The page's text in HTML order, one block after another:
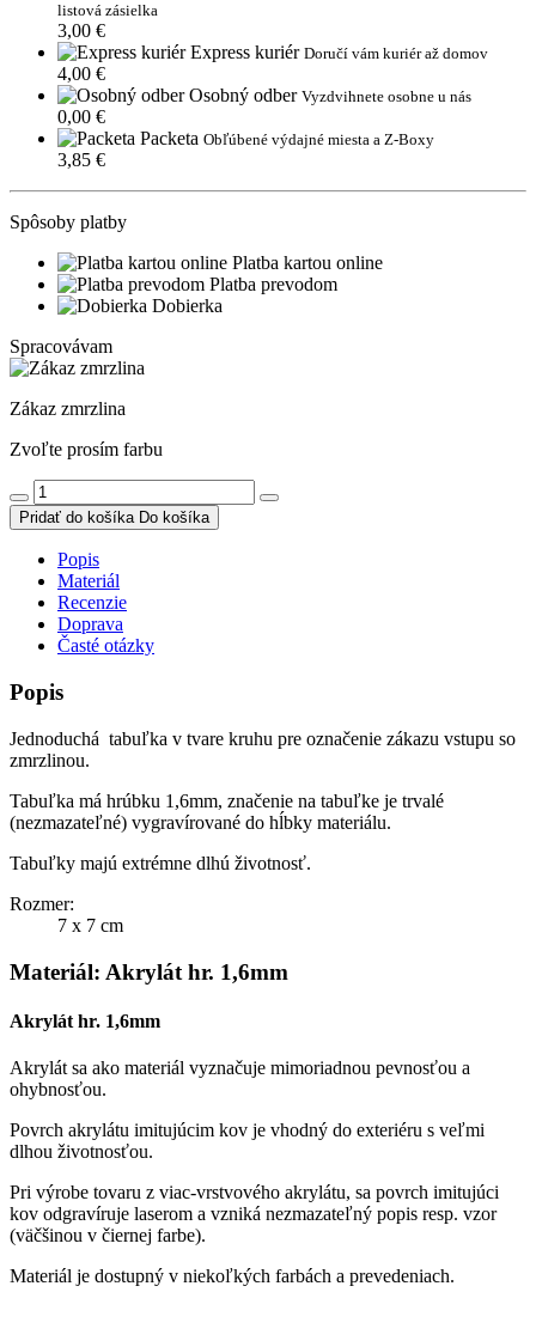
listová zásielka
3,00 €
Express kuriér Doručí vám kuriér až domov
4,00 €
Osobný odber Vyzdvihnete osobne u nás
0,00 €
Packeta Obľúbené výdajné miesta a Z-Boxy
3,85 €
Spôsoby platby
Platba kartou online
Platba prevodom
Dobierka
Spracovávam
Zákaz zmrzlina
Zvoľte prosím farbu
Pridať do košíka Do košíka
Popis
Materiál
Recenzie
Doprava
Časté otázky
Popis
Jednoduchá tabuľka v tvare kruhu pre označenie zákazu vstupu so
zmrzlinou.
Tabuľka má hrúbku 1,6mm, značenie na tabuľke je trvalé
(nezmazateľné) vygravírované do hĺbky materiálu.
Tabuľky majú extrémne dlhú životnosť.
Rozmer:
7 x 7 cm
Materiál: Akrylát hr. 1,6mm
Akrylát hr. 1,6mm
Akrylát sa ako materiál vyznačuje mimoriadnou pevnosťou a
ohybnosťou.
Povrch akrylátu imitujúcim kov je vhodný do exteriéru s veľmi
dlhou životnosťou.
Pri výrobe tovaru z viac-vrstvového akrylátu, sa povrch imitujúci
kov odgravíruje laserom a vzniká nezmazateľný popis resp. vzor
(väčšinou v čiernej farbe).
Materiál je dostupný v niekoľkých farbách a prevedeniach.